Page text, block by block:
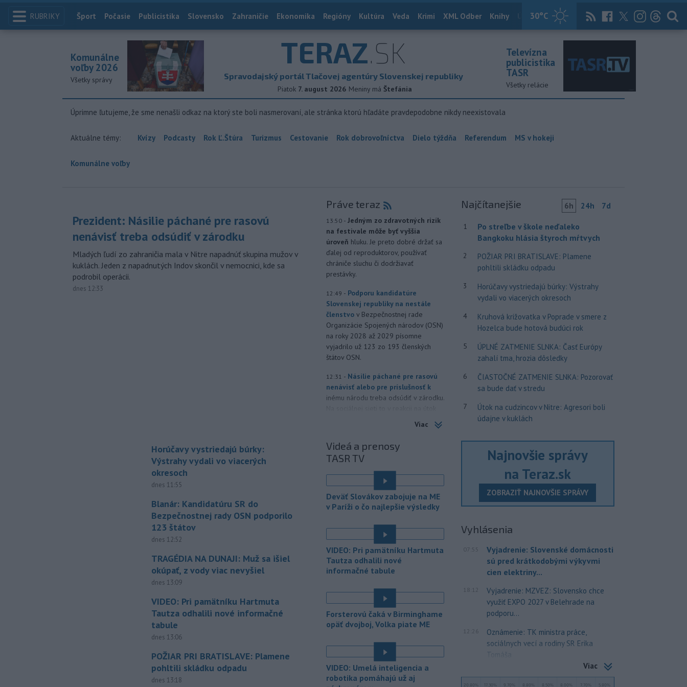
RUBRIKY 30°C
Index
Šport Počasie Publicistika Slovensko Zahraničie Ekonomika Regióny Kultúra Veda Krimi XML Odber Knihy Útulkovo Magazín News Now Archív
TERAZ.SK
Spravodajský portál Tlačovej agentúry Slovenskej republiky
Piatok 7. august 2026 Meniny má Štefánia
Komunálne
voľby 2026
Všetky správy
Televízna
publicistika
TASR
Všetky relácie
Úprimne ľutujeme, že sme nenašli odkaz na ktorý ste boli nasmerovaní, ale stránka ktorú hľadáte pravdepodobne nikdy neexistovala
Aktuálne témy: Kvízy Podcasty Rok Ľ.Štúra Turizmus Cestovanie Rok dobrovoľníctva Dielo týždňa Referendum MS v hokeji
Komunálne voľby
Prezident: Násilie páchané pre rasovú
nenávisť treba odsúdiť v zárodku
Mladých ľudí zo zahraničia mala v Nitre napadnúť skupina mužov v
kuklách. Jeden z napadnutých Indov skončil v nemocnici, kde sa
podrobil operácii.
dnes 12:33
Horúčavy vystriedajú búrky:
Výstrahy vydali vo viacerých
okresoch
dnes 11:55
Blanár: Kandidatúru SR do
Bezpečnostnej rady OSN podporilo
123 štátov
dnes 12:52
TRAGÉDIA NA DUNAJI: Muž sa išiel
okúpať, z vody viac nevyšiel
dnes 13:09
VIDEO: Pri pamätníku Hartmuta
Tautza odhalili nové informačné
tabule
dnes 13:06
POŽIAR PRI BRATISLAVE: Plamene
pohltili skládku odpadu
dnes 13:18
Práve teraz
13:50 - Jedným zo zdravotných rizík
na festivale môže byť vyššia
úroveň hluku. Je preto dobré držať sa
ďalej od reproduktorov, používať
chrániče sluchu či dodržiavať
prestávky.
12:49 - Podporu kandidatúre
Slovenskej republiky na nestále
členstvo v Bezpečnostnej rade
Organizácie Spojených národov (OSN)
na roky 2028 až 2029 písomne
vyjadrilo už 123 zo 193 členských
štátov OSN.
12:31 - Násilie páchané pre rasovú
nenávisť alebo pre príslušnosť k
inému národu treba odsúdiť v zárodku.
12:26 - Maďarské Národné
zhromaždenie môže v utorok 11.
rozhodnúť o novom
generálnom prokurátorovi, ak
parlament schváli skrátenie jeho
šesťmesačnej výpovednej lehoty.
vyvolali v hornatých oblastiach
západnéhoRakúska povodne a
zosuvy pôdy.
11:51 - Slovenský
varuje v piatok
pred búrkami vo
viacerých okresoch stredného a
východného Slovenska. Vydal preto
výstrahu prvého stupňa.
11:18 - Ministerstvo vnútra (MV) SR
požiada Národný bezpečnostnýúrad
(NBÚ) o nezávislé odborné posúdenie
dodaných radarových zariadení, ktoré
Viac
Videá a prenosy
TASR TV
Deväť Slovákov zabojuje na ME
v Paríži o čo najlepšie výsledky
VIDEO: Pri pamätníku Hartmuta
Tautza odhalili nové
informačné tabule
Forsterovú čaká v Birminghame
opäť dvojboj, Volka piate ME
VIDEO: Umelá inteligencia a
robotika pomáhajú už aj
Najčítanejšie 6h 24h 7d
1
Po streľbe v škole neďaleko
Bangkoku hlásia štyroch mŕtvych
2
POŽIAR PRI BRATISLAVE: Plamene
pohltili skládku odpadu
3
Horúčavy vystriedajú búrky: Výstrahy
vydali vo viacerých okresoch
4
Kruhová križovatka v Poprade v smere z
Hozelca bude hotová budúci rok
5
ÚPLNÉ ZATMENIE SLNKA: Časť Európy
zahalí tma, hrozia dôsledky
6
ČIASTOČNÉ ZATMENIE SLNKA: Pozorovať
sa bude dať v stredu
7
Útok na cudzincov v Nitre: Agresori boli
údajne v kuklách
Najnovšie správy
na Teraz.sk
ZOBRAZIŤ NAJNOVŠIE SPRÁVY
Vyhlásenia
07:55
Vyjadrenie: Slovenské domácnosti
sú pred krátkodobými výkyvmi
cien elektriny...
18:12
Vyjadrenie: MZVEZ: Slovensko chce
využiť EXPO 2027 v Belehrade na
podporu...
12:26
Oznámenie: TK ministra práce,
sociálnych vecí a rodiny SR Erika
Tomáša
Viac